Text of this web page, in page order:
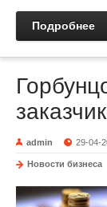
Подробнее
admin 29-04-
Новости бизнеса